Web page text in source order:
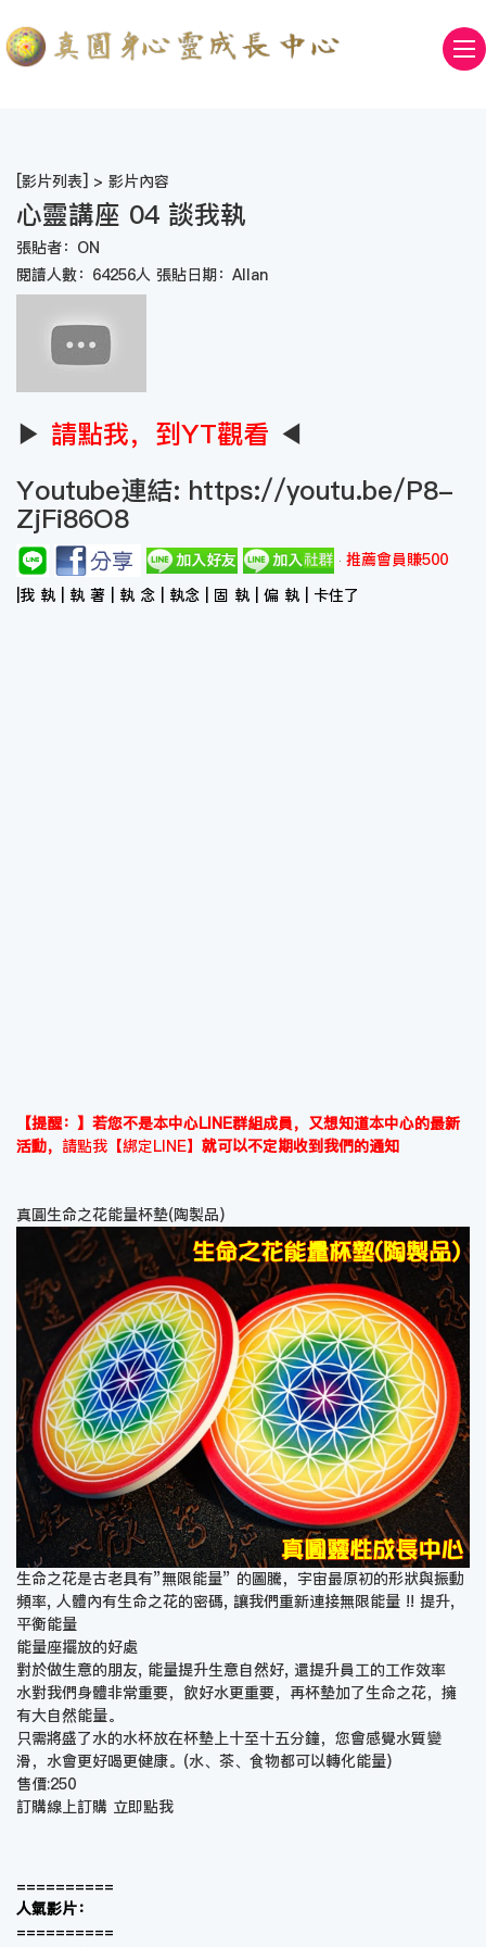
[影片列表] > 影片內容
心靈講座 04 談我執
張貼者：ON
閱讀人數：64256人 張貼日期：Allan
▶ 請點我，到YT觀看 ◀
Youtube連結: https://youtu.be/P8-
ZjFi86O8
推薦會員賺500
|我 執 | 執 著 | 執 念 | 執念 | 固 執 | 偏 執 | 卡住了
【提醒：】若您不是本中心LINE群組成員，又想知道本中心的最新
活動， 請點我【綁定LINE】 就可以不定期收到我們的通知
真圓生命之花能量杯墊(陶製品)
生命之花是古老具有”無限能量” 的圖騰，宇宙最原初的形狀與振動
頻率, 人體內有生命之花的密碼, 讓我們重新連接無限能量 !! 提升,
平衡能量
能量座擺放的好處
對於做生意的朋友, 能量提升生意自然好, 還提升員工的工作效率
水對我們身體非常重要，飲好水更重要，再杯墊加了生命之花，擁
有大自然能量。
只需將盛了水的水杯放在杯墊上十至十五分鐘，您會感覺水質變
滑，水會更好喝更健康。(水、茶、食物都可以轉化能量)
售價:250
訂購線上訂購 立即點我
==========
人氣影片：
==========